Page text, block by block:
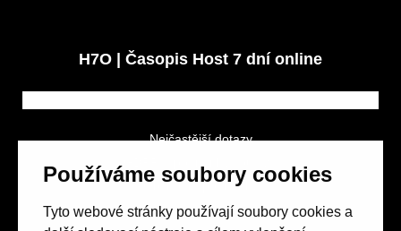
Používáme soubory cookies
Tyto webové stránky používají soubory cookies a
H7O | Časopis Host 7 dní online
Nejčastější dotazy
Obchodní podmínky